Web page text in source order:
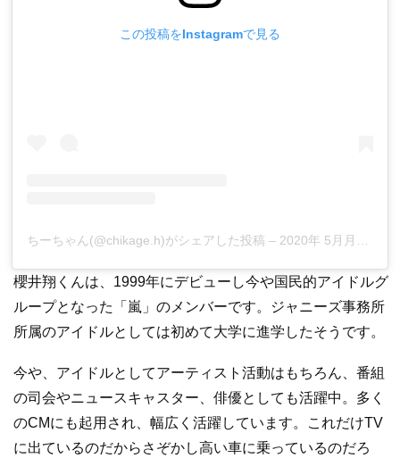
この投稿をInstagramで見る
ちーちゃん(@chikage.h)がシェアした投稿 – 2020年 5月月10日午後8時08分PDT
櫻井翔くんは、1999年にデビューし今や国民的アイドルグ
ループとなった「嵐」のメンバーです。ジャニーズ事務所
所属のアイドルとしては初めて大学に進学したそうです。
今や、アイドルとしてアーティスト活動はもちろん、番組
の司会やニュースキャスター、俳優としても活躍中。多く
のCMにも起用され、幅広く活躍しています。これだけTV
に出ているのだからさぞかし高い車に乗っているのだろ